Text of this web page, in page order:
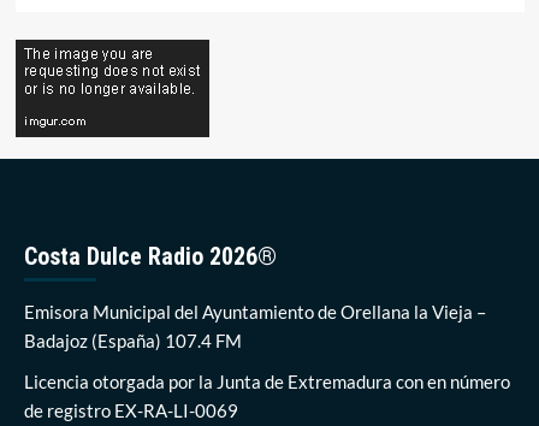
Costa Dulce Radio 2026®
Emisora Municipal del Ayuntamiento de Orellana la Vieja –
Badajoz (España) 107.4 FM
Licencia otorgada por la Junta de Extremadura con en número
de registro EX-RA-LI-0069